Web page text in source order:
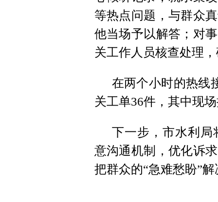
等热点问题，与群众
他当场予以解答；对
关工作人员核查处理
在两个小时的热线
关工单36件，其中现
下一步，市水利局
意沟通机制，优化诉
把群众的“急难愁盼”